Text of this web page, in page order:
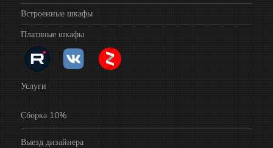
Встроенные шкафы
Платяные шкафы
Услуги
Сборка 10%
Выезд дизайнера